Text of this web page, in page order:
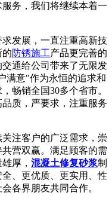
务，我们将继续本着一
发展，一直注重高新技
的防锈施工产品更完善的
通给公司带来了无限发
满意"作为永恒的追求和
畅销全国30多个省市。
质，严要求，注重服务
注客户的广泛需求，崇
营双赢。满足顾客的需
厚， 混凝土修复砂浆制
、更优质、更实用、性
各界朋友共同合作。